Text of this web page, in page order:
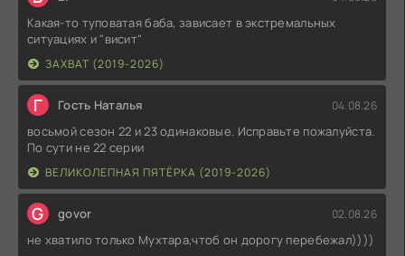
Какая-то туповатая баба, зависает в экстремальных
ситуациях и "висит"
ЗАХВАТ (2019-2026)
Г Гость Наталья 04.08.26
восьмой сезон 22 и 23 одинаковые. Исправьте пожалуйста.
По сути не 22 серии
ВЕЛИКОЛЕПНАЯ ПЯТЁРКА (2019-2026)
G govor 02.08.26
не хватило только Мухтара,чтоб он дорогу перебежал))))